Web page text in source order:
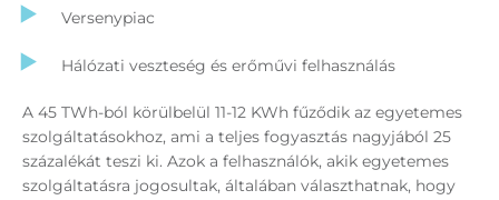
Versenypiac
Hálózati veszteség és erőművi felhasználás
A 45 TWh-ból körülbelül 11-12 KWh fűződik az egyetemes
szolgáltatásokhoz, ami a teljes fogyasztás nagyjából 25
százalékát teszi ki. Azok a felhasználók, akik egyetemes
szolgáltatásra jogosultak, általában választhatnak, hogy